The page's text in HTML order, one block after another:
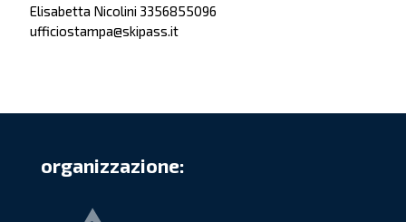
Elisabetta Nicolini 3356855096
ufficiostampa@skipass.it
organizzazione: